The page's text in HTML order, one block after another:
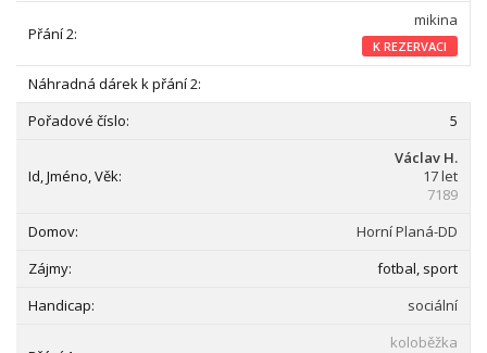
mikina
K REZERVACI
5
Václav H.
17 let
7189
Horní Planá-DD
fotbal, sport
sociální
koloběžka